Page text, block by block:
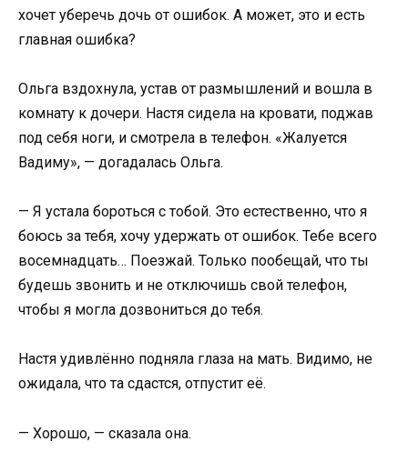
хочет уберечь дочь от ошибок. А может, это и есть
главная ошибка?
Ольга вздохнула, устав от размышлений и вошла в
комнату к дочери. Настя сидела на кровати, поджав
под себя ноги, и смотрела в телефон. «Жалуется
Вадиму», — догадалась Ольга.
— Я устала бороться с тобой. Это естественно, что я
боюсь за тебя, хочу удержать от ошибок. Тебе всего
восемнадцать… Поезжай. Только пообещай, что ты
будешь звонить и не отключишь свой телефон,
чтобы я могла дозвониться до тебя.
Настя удивлённо подняла глаза на мать. Видимо, не
ожидала, что та сдастся, отпустит её.
— Хорошо, — сказала она.